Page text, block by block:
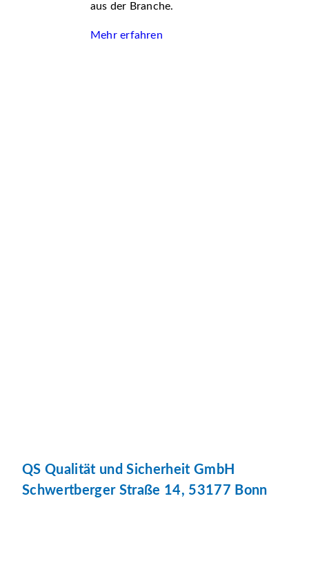
aus der Branche.
Mehr erfahren
QS Qualität und Sicherheit GmbH
Schwertberger Straße 14, 53177 Bonn